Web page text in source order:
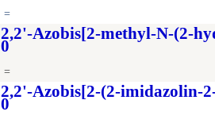
=
2,2'-Azobis[2-methyl-N-(2-
0
=
2,2'-Azobis[2-(2-imidazolin-
0